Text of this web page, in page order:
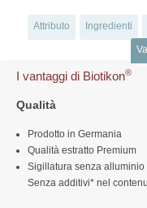
Attributo Ingredienti
I vantaggi di Biotikon®
Qualità
Prodotto in Germania
Qualità estratto Premium
Sigillatura senza alluminio
Senza additivi* nel